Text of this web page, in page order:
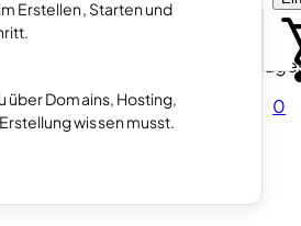
Erstellen, Starten und
über Domains, Hosting,
wissen musst.
0
die Erstellung von